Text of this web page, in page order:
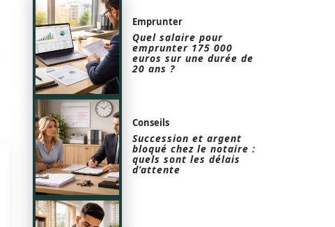
Emprunter
Quel salaire pour
emprunter 175 000
euros sur une durée de
20 ans ?
Conseils
Succession et argent
bloqué chez le notaire :
quels sont les délais
d’attente